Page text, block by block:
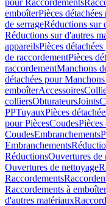
pour Raccordements
emboîterPièces
de serrageRéductions sur
Réductions sur d'autres
appareilsPièces
de raccordementPièces
raccordementManchons
détachées pour
emboîterAccessoires
colliersObturateursJoints
PPTuyauxPièces
pour PiècesCoudesPièces
CoudesEmbranchements
Embranchements
RéductionsOuvertures de
Ouvertures de nettoyage
Raccordements
Raccordements à emboîter
d'autres matériaux